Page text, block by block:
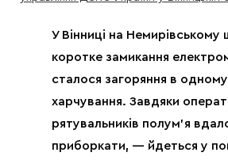
У Вінниці на Немирівському
коротке замикання
сталося загоряння в одному
харчування. Завдяки
рятувальників полум’я
приборкати, — йдеться у